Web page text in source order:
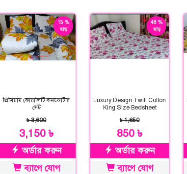
13 %
ছাড়
প্রিমিয়াম কোয়ালিটি কমফোর্টার
সেট
৳ 3,600
3,150 ৳
অর্ডার করুন
ব্যাগে যোগ
48 %
ছাড়
Luxury Design Twill Cotton
King Size Bedsheet
৳ 1,650
850 ৳
অর্ডার করুন
ব্যাগে যোগ